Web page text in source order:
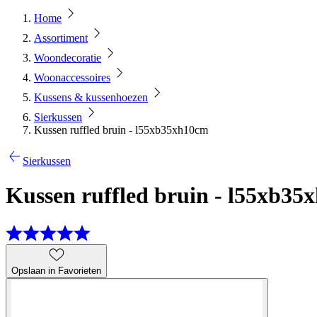
Home
Assortiment
Woondecoratie
Woonaccessoires
Kussens & kussenhoezen
Sierkussen
Kussen ruffled bruin - l55xb35xh10cm
Sierkussen
Kussen ruffled bruin -
Opslaan in Favorieten